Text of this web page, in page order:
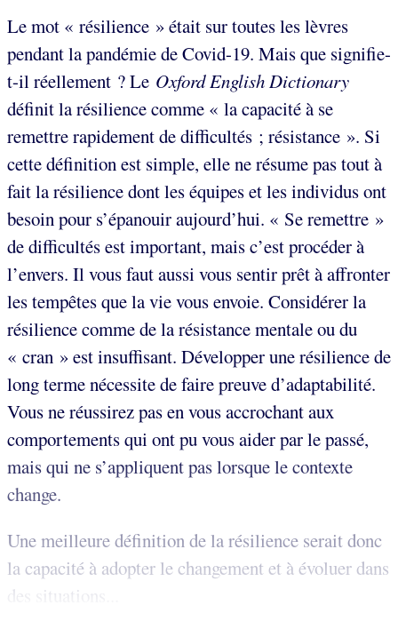
Le mot « résilience » était sur toutes les lèvres
pendant la pandémie de Covid-19. Mais que signifie-
t-il réellement ? Le Oxford English Dictionary
définit la résilience comme « la capacité à se
remettre rapidement de difficultés ; résistance ». Si
cette définition est simple, elle ne résume pas tout à
fait la résilience dont les équipes et les individus ont
besoin pour s’épanouir aujourd’hui. « Se remettre »
de difficultés est important, mais c’est procéder à
l’envers. Il vous faut aussi vous sentir prêt à affronter
les tempêtes que la vie vous envoie. Considérer la
résilience comme de la résistance mentale ou du
« cran » est insuffisant. Développer une résilience de
long terme nécessite de faire preuve d’adaptabilité.
Vous ne réussirez pas en vous accrochant aux
comportements qui ont pu vous aider par le passé,
mais qui ne s’appliquent pas lorsque le contexte
change.
Une meilleure définition de la résilience serait donc
la capacité à adopter le changement et à évoluer dans
des situations...